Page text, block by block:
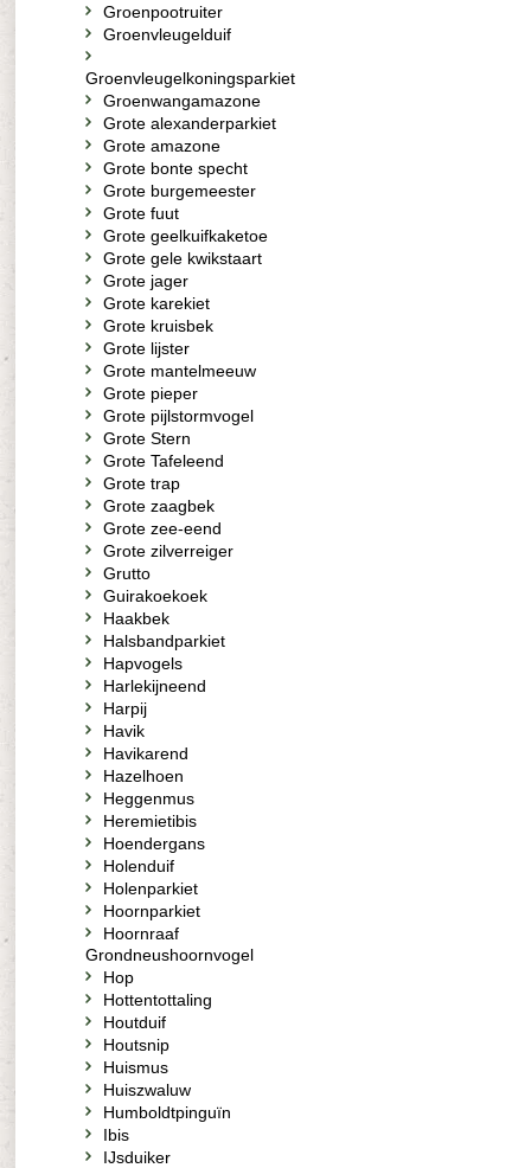
Groenpootruiter
Groenvleugelduif
Groenvleugelkoningsparkiet
Groenwangamazone
Grote alexanderparkiet
Grote amazone
Grote bonte specht
Grote burgemeester
Grote fuut
Grote geelkuifkaketoe
Grote gele kwikstaart
Grote jager
Grote karekiet
Grote kruisbek
Grote lijster
Grote mantelmeeuw
Grote pieper
Grote pijlstormvogel
Grote Stern
Grote Tafeleend
Grote trap
Grote zaagbek
Grote zee-eend
Grote zilverreiger
Grutto
Guirakoekoek
Haakbek
Halsbandparkiet
Hapvogels
Harlekijneend
Harpij
Havik
Havikarend
Hazelhoen
Heggenmus
Heremietibis
Hoendergans
Holenduif
Holenparkiet
Hoornparkiet
Hoornraaf
Grondneushoornvogel
Hop
Hottentottaling
Houtduif
Houtsnip
Huismus
Huiszwaluw
Humboldtpinguïn
Ibis
IJsduiker